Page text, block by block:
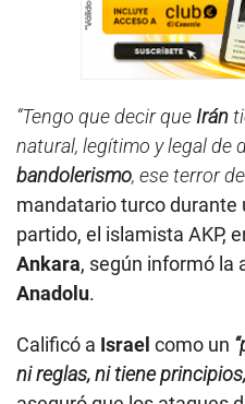
“Tengo que decir que Irán
natural, legítimo y legal de
bandolerismo, ese terror de
mandatario turco durante
partido, el islamista AKP,
Ankara, según informó la
Anadolu.
Calificó a Israel como un
ni reglas, ni tiene